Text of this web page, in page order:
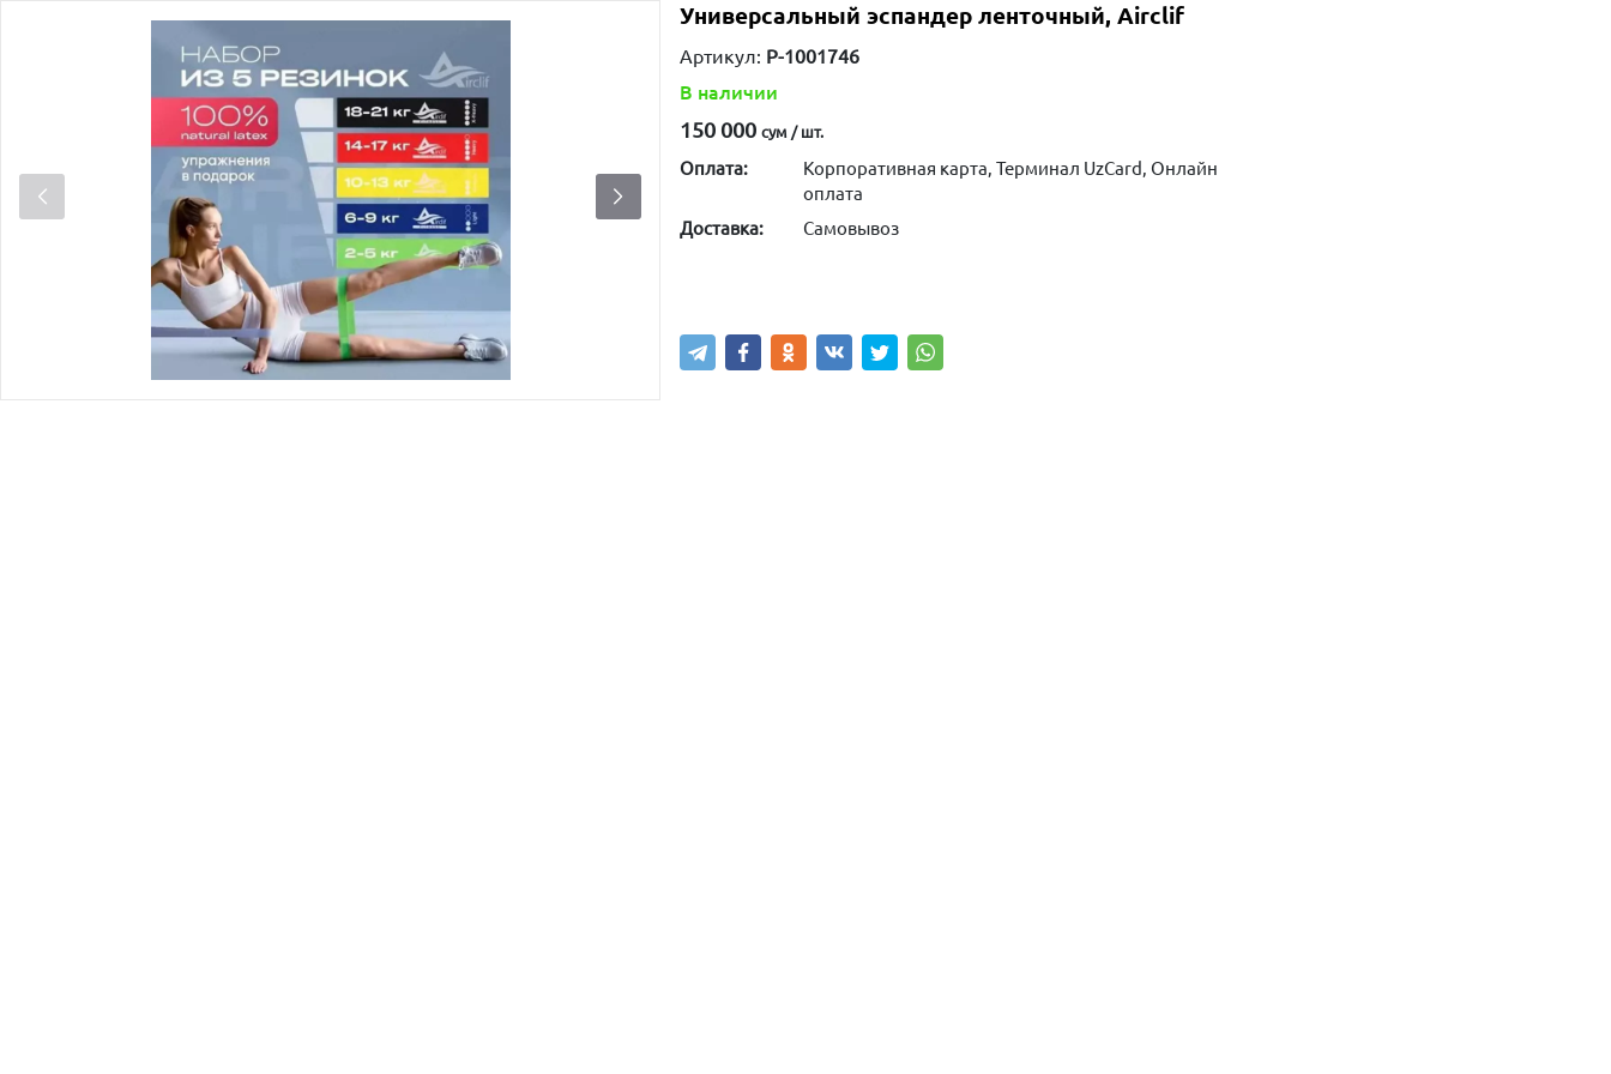
Универсальный эспандер ленточный, Airclif
Артикул: P-1001746
В наличии
150 000 сум / шт.
Оплата:
Корпоративная карта, Терминал UzCard, Онлайн
оплата
Доставка:
Самовывоз